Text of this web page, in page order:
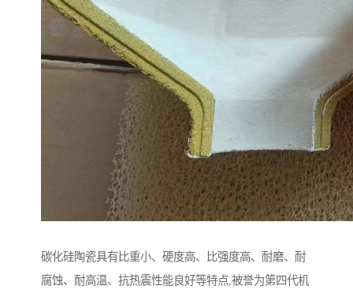
碳化硅陶瓷具有比重小、硬度高、比强度高、耐磨、耐
腐蚀、耐高温、抗热震性能良好等特点,被誉为第四代机